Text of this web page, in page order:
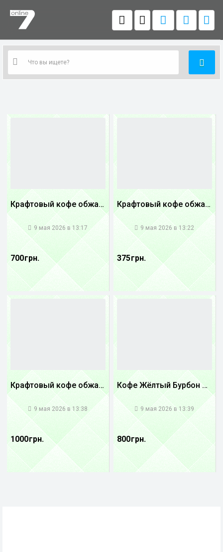
Крафтовый кофе обжареный купаж арабики 3...
9 мая 2026 в 13:17
700 грн.
Крафтовый кофе обжареный купаж арабики 5...
9 мая 2026 в 13:22
375 грн.
Крафтовый кофе обжареный Танзания
9 мая 2026 в 13:38
1000 грн.
Кофе Жёлтый Бурбон Бразилия
9 мая 2026 в 13:39
800 грн.